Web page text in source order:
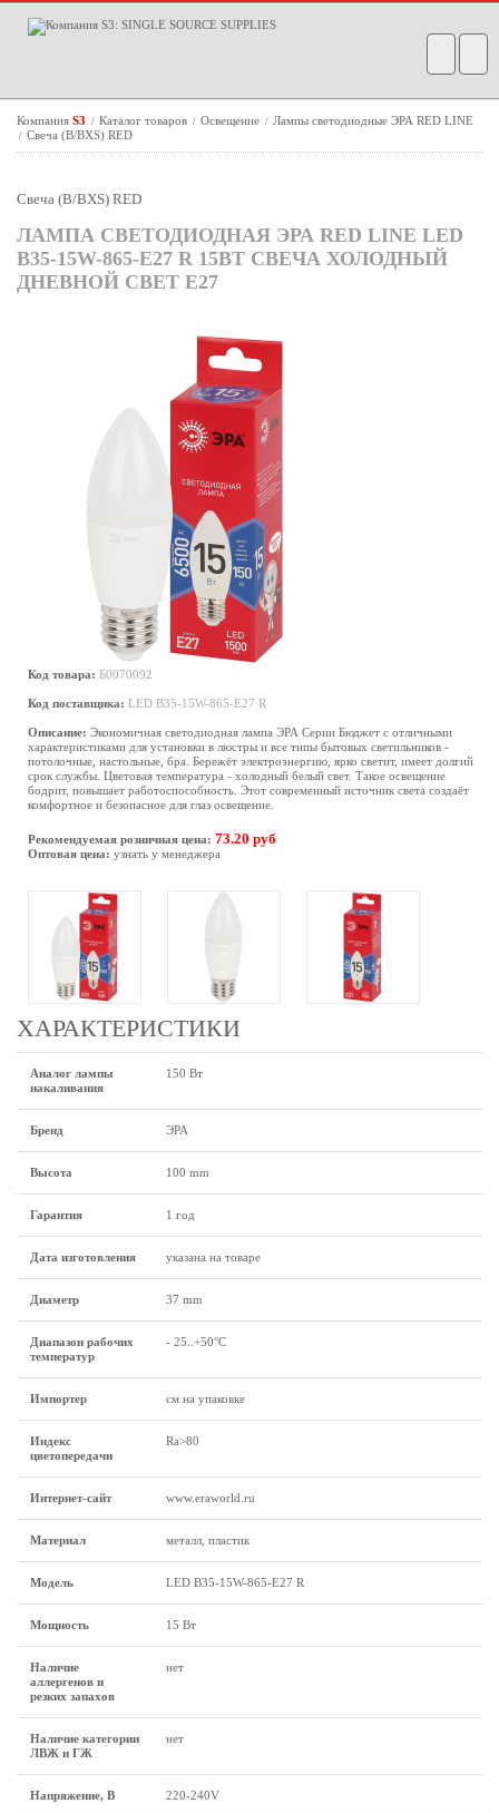
Компания S3 / Каталог товаров / Освещение / Лампы светодиодные ЭРА RED LINE
/ Свеча (B/BXS) RED
Свеча (B/BXS) RED
ЛАМПА СВЕТОДИОДНАЯ ЭРА RED LINE LED
B35-15W-865-E27 R 15ВТ СВЕЧА ХОЛОДНЫЙ
ДНЕВНОЙ СВЕТ Е27
Код товара: Б0070092
Код поставщика: LED B35-15W-865-E27 R
Описание: Экономичная светодиодная лампа ЭРА Серии Бюджет с отличными
характеристиками для установки в люстры и все типы бытовых светильников -
потолочные, настольные, бра. Бережёт электроэнергию, ярко светит, имеет долгий
срок службы. Цветовая температура - холодный белый свет. Такое освещение
бодрит, повышает работоспособность. Этот современный источник света создаёт
комфортное и безопасное для глаз освещение.
Рекомендуемая розничная цена: 73.20 руб
Оптовая цена: узнать у менеджера
ХАРАКТЕРИСТИКИ
Аналог лампы
накаливания
150 Вт
Бренд ЭРА
Высота 100 mm
Гарантия 1 год
Дата изготовления указана на товаре
Диаметр 37 mm
Диапазон рабочих
температур
- 25..+50°C
Импортер см на упаковке
Индекс
цветопередачи
Ra>80
Интернет-сайт www.eraworld.ru
Материал металл, пластик
Модель LED B35-15W-865-E27 R
Мощность 15 Вт
Наличие
аллергенов и
резких запахов
нет
Наличие категории
ЛВЖ и ГЖ
нет
Напряжение, В 220-240V